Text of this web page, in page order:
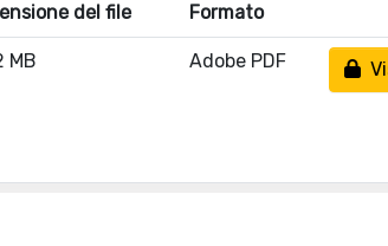
del file Formato
MB Adobe PDF